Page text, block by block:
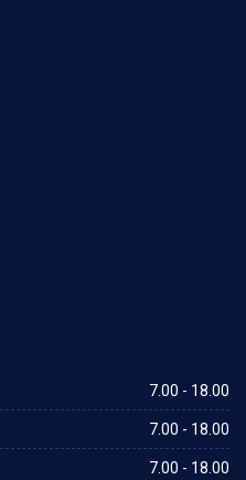
7.00 - 18.00
7.00 - 18.00
7.00 - 18.00